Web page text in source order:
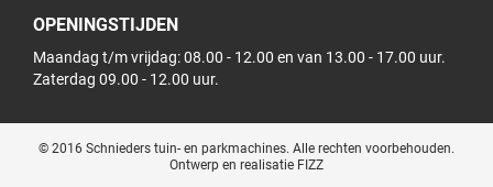
OPENINGSTIJDEN
Maandag t/m vrijdag: 08.00 - 12.00 en van 13.00 - 17.00 uur.
Zaterdag 09.00 - 12.00 uur.
© 2016 Schnieders tuin- en parkmachines. Alle rechten voorbehouden.
Ontwerp en realisatie FIZZ